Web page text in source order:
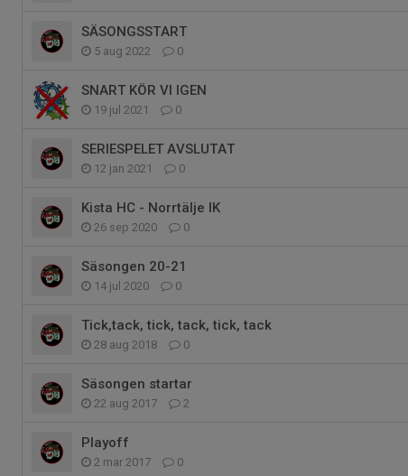
SÄSONGSSTART
5 aug 2022 0
SNART KÖR VI IGEN
19 jul 2021 0
SERIESPELET AVSLUTAT
12 jan 2021 0
Kista HC - Norrtälje IK
26 sep 2020 0
Säsongen 20-21
14 jul 2020 0
Tick,tack, tick, tack, tick, tack
28 aug 2018 0
Säsongen startar
22 aug 2017 2
Playoff
2 mar 2017 0